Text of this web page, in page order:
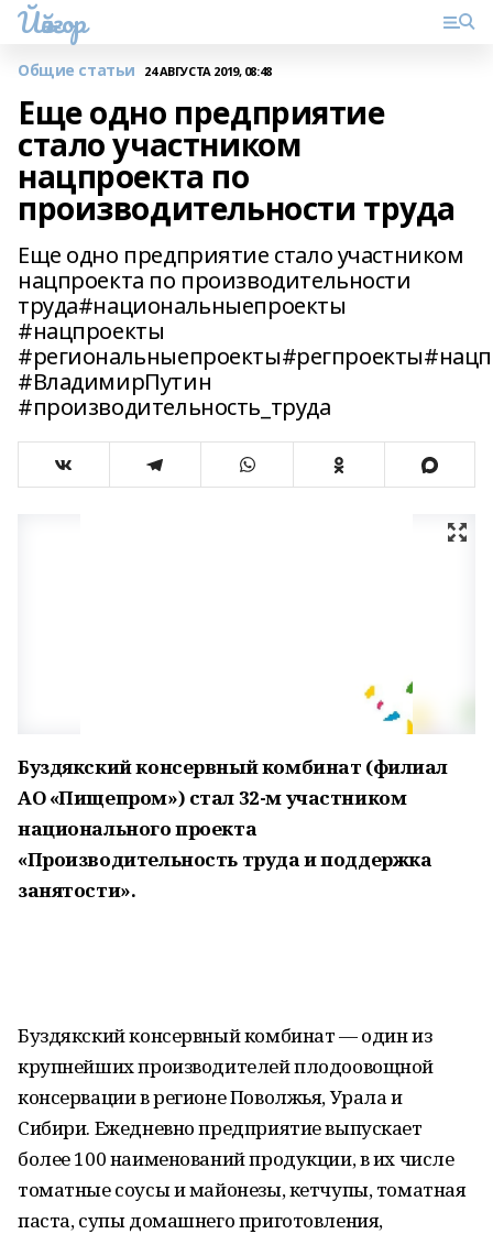
Йәйғор
Общие статьи 24 АВГУСТА 2019, 08:48
Еще одно предприятие
стало участником
нацпроекта по
производительности труда
Еще одно предприятие стало участником
нацпроекта по производительности
труда#национальныепроекты
#нацпроекты
#ВладимирПутин
#производительность_труда
Буздякский консервный комбинат (филиал
АО «Пищепром») стал 32-м участником
национального проекта
«Производительность труда и поддержка
занятости».
Буздякский консервный комбинат — один из
крупнейших производителей плодоовощной
консервации в регионе Поволжья, Урала и
Сибири. Ежедневно предприятие выпускает
более 100 наименований продукции, в их числе
томатные соусы и майонезы, кетчупы, томатная
паста, супы домашнего приготовления,